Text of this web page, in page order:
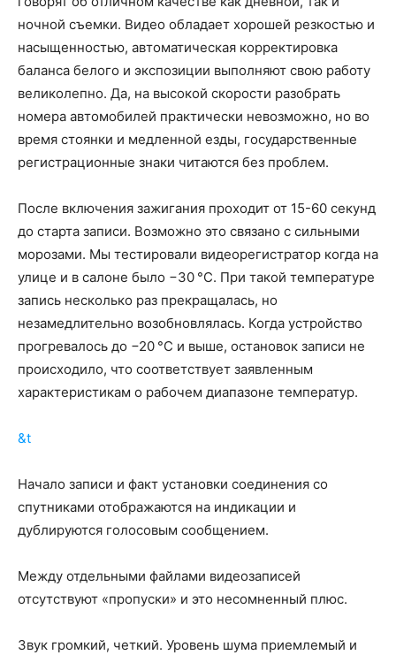
ночной съемки. Видео обладает хорошей резкостью и
насыщенностью, автоматическая корректировка
баланса белого и экспозиции выполняют свою работу
великолепно. Да, на высокой скорости разобрать
номера автомобилей практически невозможно, но во
время стоянки и медленной езды, государственные
регистрационные знаки читаются без проблем.
После включения зажигания проходит от 15-60 секунд
до старта записи. Возможно это связано с сильными
морозами. Мы тестировали видеорегистратор когда на
улице и в салоне было −30 °C. При такой температуре
запись несколько раз прекращалась, но
незамедлительно возобновлялась. Когда устройство
прогревалось до −20 °C и выше, остановок записи не
происходило, что соответствует заявленным
характеристикам о рабочем диапазоне температур.
&t
Начало записи и факт установки соединения со
спутниками отображаются на индикации и
дублируются голосовым сообщением.
Между отдельными файлами видеозаписей
отсутствуют «пропуски» и это несомненный плюс.
Звук громкий, четкий. Уровень шума приемлемый и